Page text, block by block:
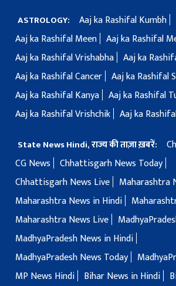
ASTROLOGY:
Aaj ka Rashifal Kumbh
Aaj ka Rashifal Meen Aaj ka Rashifal
Aaj ka Rashifal Vrishabha Aaj ka
Aaj ka Rashifal Cancer Aaj ka Rashifal
Aaj ka Rashifal Kanya Aaj ka Rashifal
Aaj ka Rashifal Vrishchik Aaj ka
State News Hindi, राज्य की ताज़ा ख़बरें:
CG News
Chhattisgarh News Today
Chhattisgarh News Live
Maharashtra
Maharashtra News in Hindi
Maharashtra News Live
MadhyaPradesh News in Hindi
MadhyaPradesh News Today
MP News Hindi
Bihar News in Hindi